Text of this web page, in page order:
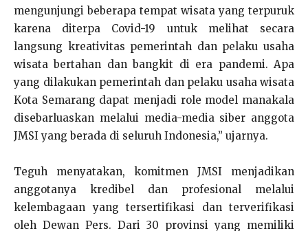
mengunjungi beberapa tempat wisata yang terpuruk
karena diterpa Covid-19 untuk melihat secara
langsung kreativitas pemerintah dan pelaku usaha
wisata bertahan dan bangkit di era pandemi. Apa
yang dilakukan pemerintah dan pelaku usaha wisata
Kota Semarang dapat menjadi role model manakala
disebarluaskan melalui media-media siber anggota
JMSI yang berada di seluruh Indonesia,” ujarnya.
Teguh menyatakan, komitmen JMSI menjadikan
anggotanya kredibel dan profesional melalui
kelembagaan yang tersertifikasi dan terverifikasi
oleh Dewan Pers. Dari 30 provinsi yang memiliki